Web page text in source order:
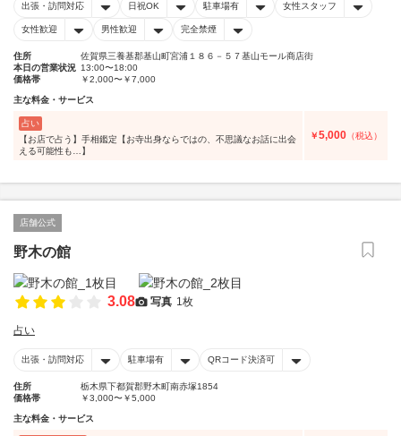
出張・訪問対応 日祝OK 駐車場有 女性スタッフ
女性歓迎 男性歓迎 完全禁煙
住所
佐賀県三養基郡基山町宮浦１８６－５７基山モール商店街
本日の営業状況 13:00〜18:00
価格帯
￥2,000〜￥7,000
主な料金・サービス
占い
【お店で占う】手相鑑定【お寺出身ならではの、不思議なお話に出会
える可能性も…】
￥5,000 （税込）
店舗公式
野木の館
3.08 写真 1枚
占い
出張・訪問対応 駐車場有 QRコード決済可
住所
栃木県下都賀郡野木町南赤塚1854
価格帯
￥3,000〜￥5,000
主な料金・サービス